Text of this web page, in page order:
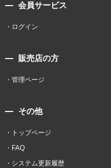
会員サービス
ログイン
販売店の方
管理ページ
その他
トップページ
FAQ
システム更新履歴